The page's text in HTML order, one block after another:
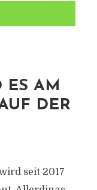
ES AM
DER
seit 2017